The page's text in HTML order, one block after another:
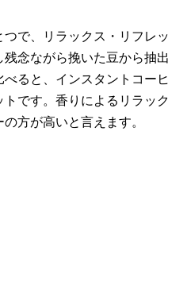
で、リラックス・リフレッ
念ながら挽いた豆から抽出
ると、インスタントコーヒ
です。香りによるリラック
方が高いと言えます。